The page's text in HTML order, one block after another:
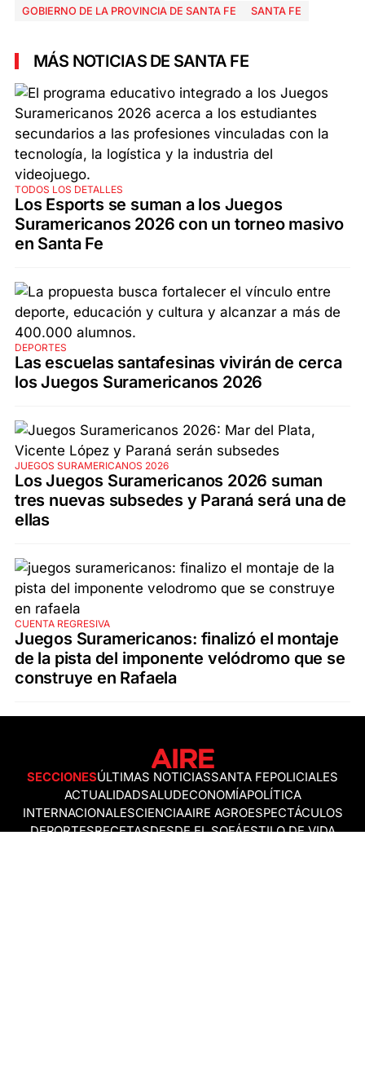
GOBIERNO DE LA PROVINCIA DE SANTA FE
SANTA FE
MÁS NOTICIAS DE SANTA FE
TODOS LOS DETALLES
Los Esports se suman a los Juegos
Suramericanos 2026 con un torneo masivo
en Santa Fe
DEPORTES
Las escuelas santafesinas vivirán de cerca
los Juegos Suramericanos 2026
JUEGOS SURAMERICANOS 2026
Los Juegos Suramericanos 2026 suman
tres nuevas subsedes y Paraná será una de
ellas
CUENTA REGRESIVA
Juegos Suramericanos: finalizó el montaje
de la pista del imponente velódromo que se
construye en Rafaela
SECCIONESÚLTIMAS NOTICIASSANTA FEPOLICIALES
ACTUALIDADSALUDECONOMÍAPOLÍTICA
INTERNACIONALESCIENCIAAIRE AGROESPECTÁCULOS
DEPORTESRECETASDESDE EL SOFÁESTILO DE VIDA